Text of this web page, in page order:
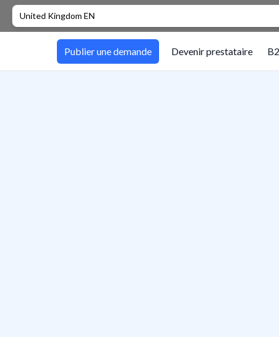
United Kingdom EN
Publier une demande Devenir prestataire